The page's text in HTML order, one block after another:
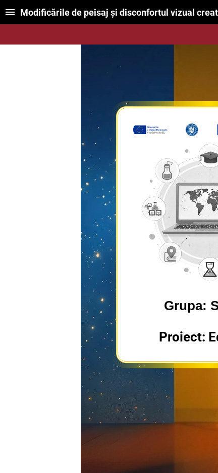
Modificările de peisaj și disconfortul vizual
Grupa:
Proiect: